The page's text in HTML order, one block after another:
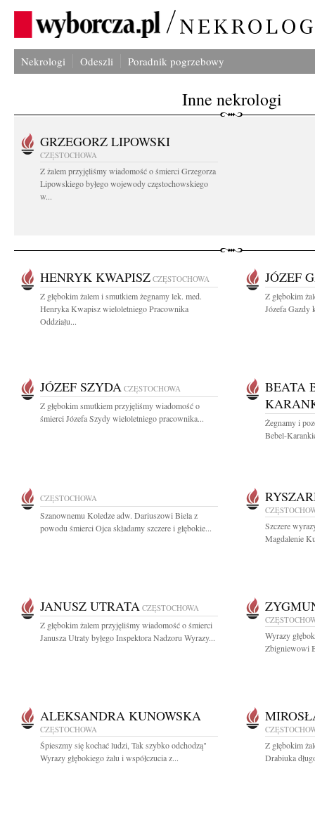
Nekrologi Odeszli Poradnik pogrzebowy
Inne nekrologi
GRZEGORZ LIPOWSKI
CZĘSTOCHOWA
Z żalem przyjęliśmy wiadomość o śmierci Grzegorza
Lipowskiego byłego wojewody częstochowskiego
w...
HENRYK KWAPISZ CZĘSTOCHOWA
Z głębokim żalem i smutkiem żegnamy lek. med.
Henryka Kwapisz wieloletniego Pracownika
Oddziału...
JÓZEF
Z głębokim
Józefa Gazdy
JÓZEF SZYDA CZĘSTOCHOWA
Z głębokim smutkiem przyjęliśmy wiadomość o
śmierci Józefa Szydy wieloletniego pracownika...
BEATA
Żegnamy i
Bebel-
CZĘSTOCHOWA
Szanownemu Koledze adw. Dariuszowi Biela z
powodu śmierci Ojca składamy szczere i głębokie...
Szczere
Magdalenie
JANUSZ UTRATA CZĘSTOCHOWA
Z głębokim żalem przyjęliśmy wiadomość o śmierci
Janusza Utraty byłego Inspektora Nadzoru Wyrazy...
Wyrazy
Zbigniewowi
ALEKSANDRA KUNOWSKA
CZĘSTOCHOWA
Śpieszmy się kochać ludzi, Tak szybko odchodzą"
Wyrazy głębokiego żalu i współczucia z...
Z głębokim
Drabiuka